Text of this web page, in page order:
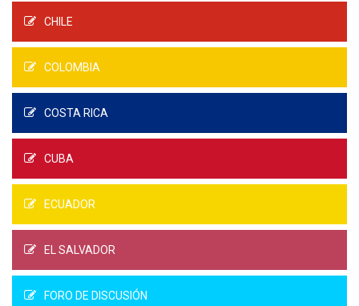
CHILE
COLOMBIA
COSTA RICA
CUBA
ECUADOR
EL SALVADOR
FORO DE DISCUSIÓN